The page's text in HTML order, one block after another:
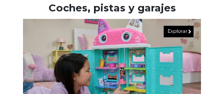
Coches, pistas y garajes